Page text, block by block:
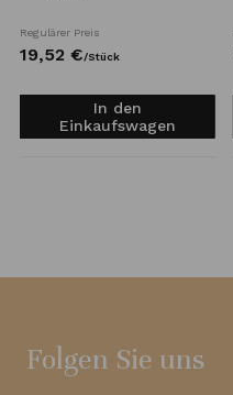
Regulärer Preis
19,52 €/Stück
In den
Einkaufswagen
Folgen Sie uns